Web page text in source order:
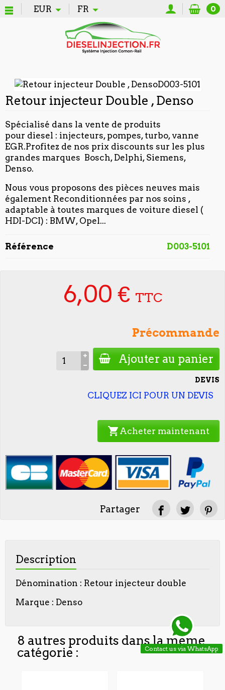
EUR FR 0
Retour injecteur Double , Denso
Spécialisé dans la vente de produits
pour diesel : injecteurs, pompes, turbo, vanne
EGR.Profitez de nos prix discounts sur les plus
grandes marques Bosch, Delphi, Siemens,
Denso.
Nous vous proposons des pièces neuves mais
également Reconditionnées par nos soins ,
adaptable à toutes marques de voiture diesel (
HDI-DCI) : BMW, Opel...
Référence D003-5101
6,00 € TTC
Précommande
Ajouter au panier
DEVIS
CLIQUEZ ICI POUR UN DEVIS
shopping_cart Acheter maintenant
Partager
Description
Dénomination : Retour injecteur double
Marque : Denso
8 autres produits dans la même
catégorie :
Contact us via WhatsApp